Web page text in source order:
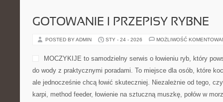
GOTOWANIE I PRZEPISY RYBNE
POSTED BY ADMIN STY - 24 - 2026 MOŻLIWOŚĆ
MOCZYKIJE to samodzielny serwis o łowieniu ryb, który
do wody z praktycznymi poradami. To miejsce dla osób, które
ale jednocześnie chcą łowić skuteczniej. Niezależnie od tego,
karpi, method feeder, łowienie na sztuczną muszkę, połów w